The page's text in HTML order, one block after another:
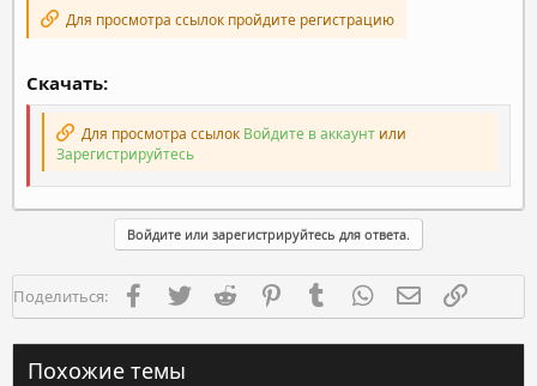
Для просмотра ссылок пройдите регистрацию
Скачать:
Для просмотра ссылок Войдите в аккаунт или
Зарегистрируйтесь
Войдите или зарегистрируйтесь для ответа.
Поделиться: FacebookTwitter Reddit PinterestTumblr WhatsAppЭлектронная
Похожие темы